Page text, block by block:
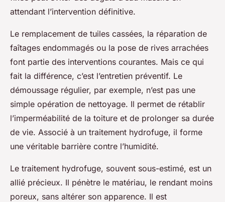
attendant l’intervention définitive.
Le remplacement de tuiles cassées, la réparation de
faîtages endommagés ou la pose de rives arrachées
font partie des interventions courantes. Mais ce qui
fait la différence, c’est l’entretien préventif. Le
démoussage régulier, par exemple, n’est pas une
simple opération de nettoyage. Il permet de rétablir
l’imperméabilité de la toiture et de prolonger sa durée
de vie. Associé à un traitement hydrofuge, il forme
une véritable barrière contre l’humidité.
Le traitement hydrofuge, souvent sous-estimé, est un
allié précieux. Il pénètre le matériau, le rendant moins
poreux, sans altérer son apparence. Il est